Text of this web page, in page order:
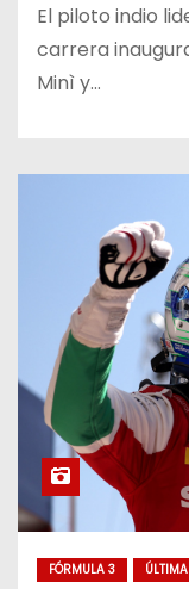
El piloto indio
carrera
Minì y…
FÓRMULA 3